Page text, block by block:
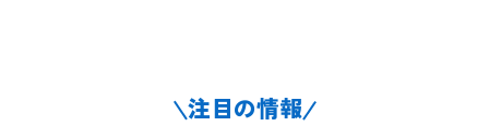
注目の情報